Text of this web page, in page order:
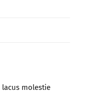
molestie